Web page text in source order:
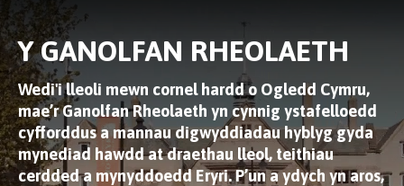
Y GANOLFAN RHEOLAETH
Wedi'i lleoli mewn cornel hardd o Ogledd Cymru,
mae’r Ganolfan Rheolaeth yn cynnig ystafelloedd
cyfforddus a mannau digwyddiadau hyblyg gyda
mynediad hawdd at draethau lleol, teithiau
cerdded a mynyddoedd Eryri. P’un a ydych yn aros,